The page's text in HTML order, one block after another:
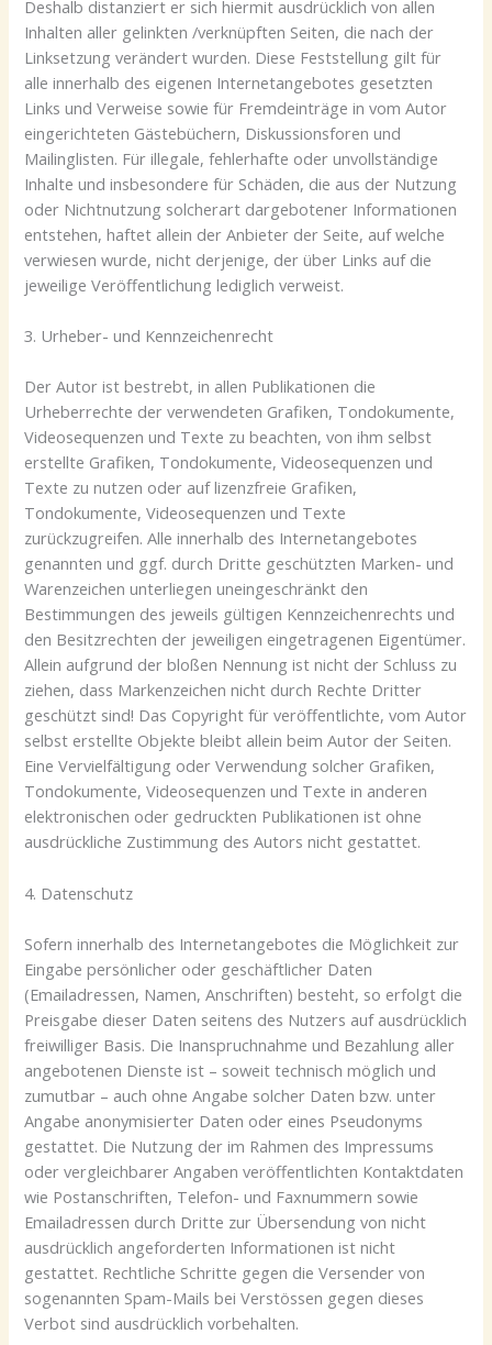
Deshalb distanziert er sich hiermit ausdrücklich von allen
Inhalten aller gelinkten /verknüpften Seiten, die nach der
Linksetzung verändert wurden. Diese Feststellung gilt für
alle innerhalb des eigenen Internetangebotes gesetzten
Links und Verweise sowie für Fremdeinträge in vom Autor
eingerichteten Gästebüchern, Diskussionsforen und
Mailinglisten. Für illegale, fehlerhafte oder unvollständige
Inhalte und insbesondere für Schäden, die aus der Nutzung
oder Nichtnutzung solcherart dargebotener Informationen
entstehen, haftet allein der Anbieter der Seite, auf welche
verwiesen wurde, nicht derjenige, der über Links auf die
jeweilige Veröffentlichung lediglich verweist.
3. Urheber- und Kennzeichenrecht
Der Autor ist bestrebt, in allen Publikationen die
Urheberrechte der verwendeten Grafiken, Tondokumente,
Videosequenzen und Texte zu beachten, von ihm selbst
erstellte Grafiken, Tondokumente, Videosequenzen und
Texte zu nutzen oder auf lizenzfreie Grafiken,
Tondokumente, Videosequenzen und Texte
zurückzugreifen. Alle innerhalb des Internetangebotes
genannten und ggf. durch Dritte geschützten Marken- und
Warenzeichen unterliegen uneingeschränkt den
Bestimmungen des jeweils gültigen Kennzeichenrechts und
den Besitzrechten der jeweiligen eingetragenen Eigentümer.
Allein aufgrund der bloßen Nennung ist nicht der Schluss zu
ziehen, dass Markenzeichen nicht durch Rechte Dritter
geschützt sind! Das Copyright für veröffentlichte, vom Autor
selbst erstellte Objekte bleibt allein beim Autor der Seiten.
Eine Vervielfältigung oder Verwendung solcher Grafiken,
Tondokumente, Videosequenzen und Texte in anderen
elektronischen oder gedruckten Publikationen ist ohne
ausdrückliche Zustimmung des Autors nicht gestattet.
4. Datenschutz
Sofern innerhalb des Internetangebotes die Möglichkeit zur
Eingabe persönlicher oder geschäftlicher Daten
(Emailadressen, Namen, Anschriften) besteht, so erfolgt die
Preisgabe dieser Daten seitens des Nutzers auf ausdrücklich
freiwilliger Basis. Die Inanspruchnahme und Bezahlung aller
angebotenen Dienste ist – soweit technisch möglich und
zumutbar – auch ohne Angabe solcher Daten bzw. unter
Angabe anonymisierter Daten oder eines Pseudonyms
gestattet. Die Nutzung der im Rahmen des Impressums
oder vergleichbarer Angaben veröffentlichten Kontaktdaten
wie Postanschriften, Telefon- und Faxnummern sowie
Emailadressen durch Dritte zur Übersendung von nicht
ausdrücklich angeforderten Informationen ist nicht
gestattet. Rechtliche Schritte gegen die Versender von
sogenannten Spam-Mails bei Verstössen gegen dieses
Verbot sind ausdrücklich vorbehalten.